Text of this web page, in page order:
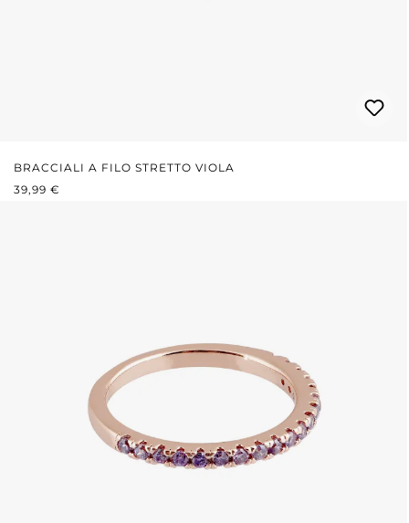
BRACCIALI A FILO STRETTO VIOLA
PREZZO NORMALE:
39,99 €